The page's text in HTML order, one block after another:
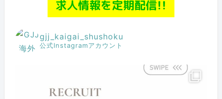
gjj_kaigai_shushoku
公式Instagramアカウント